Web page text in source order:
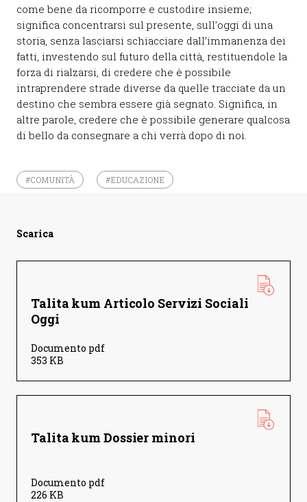
come bene da ricomporre e custodire insieme;
significa concentrarsi sul presente, sull’oggi di una
storia, senza lasciarsi schiacciare dall’immanenza dei
fatti, investendo sul futuro della città, restituendole la
forza di rialzarsi, di credere che è possibile
intraprendere strade diverse da quelle tracciate da un
destino che sembra essere già segnato. Significa, in
altre parole, credere che è possibile generare qualcosa
di bello da consegnare a chi verrà dopo di noi.
#COMUNITÀ #EDUCAZIONE
Scarica
Talita kum Articolo Servizi Sociali
Oggi
Documento pdf
353 KB
Talita kum Dossier minori
Documento pdf
226 KB